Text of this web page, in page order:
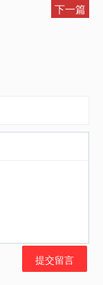
下一篇
提交留言